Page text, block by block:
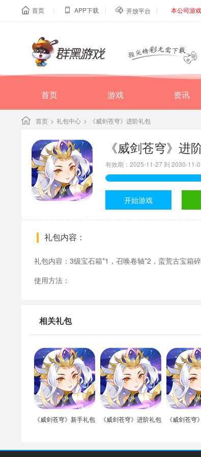
 首页 |  APP下载 |  开放平台 | 本公司游
首页 游戏 资讯
首页 > 礼包中心 > 《威剑苍穹》进阶礼包
《威剑苍穹》进
有效期：2025-11-27 到 2030-11-
开始游戏
礼包内容：
礼包内容：3级宝石箱*1，召唤卷轴*2，蛮荒古宝箱
使用方法：
相关礼包
《威剑苍穹》新手礼包 《威剑苍穹》进阶礼包 《威剑苍穹